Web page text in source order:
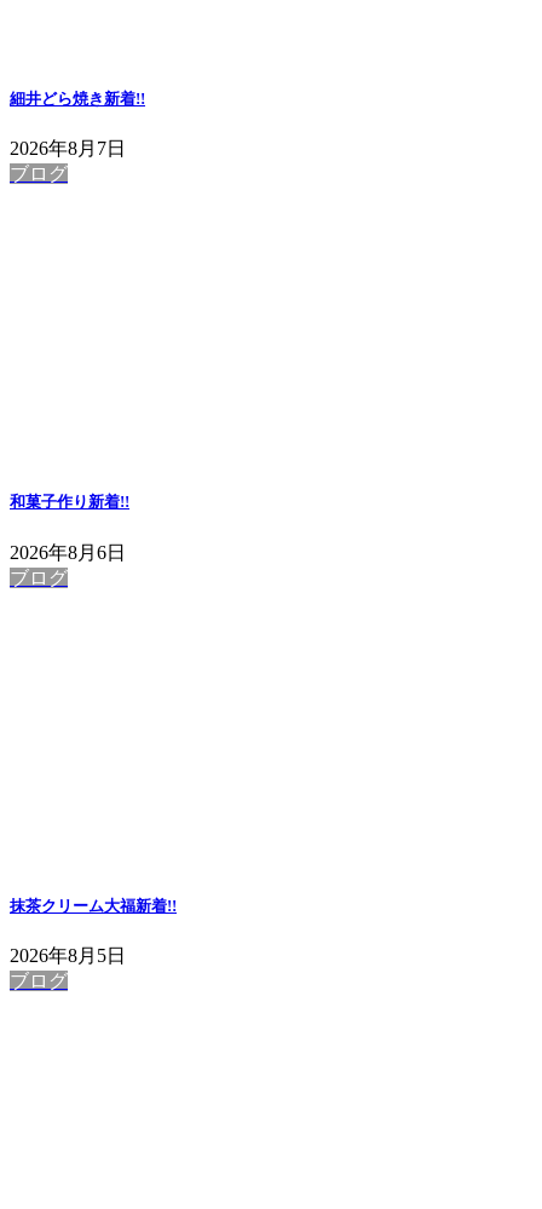
細井どら焼き新着!!
2026年8月7日
ブログ
和菓子作り新着!!
2026年8月6日
ブログ
抹茶クリーム大福新着!!
2026年8月5日
ブログ